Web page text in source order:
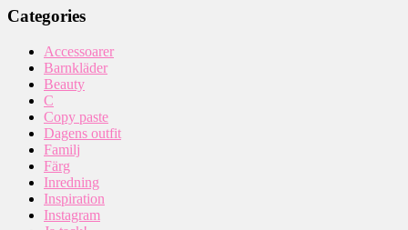
Categories
Accessoarer
Barnkläder
Beauty
C
Copy paste
Dagens outfit
Familj
Färg
Inredning
Inspiration
Instagram